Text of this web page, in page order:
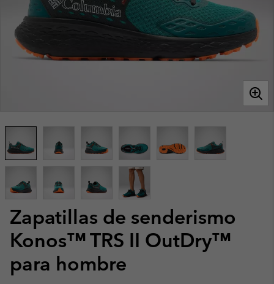
Zapatillas de senderismo
Konos™ TRS II OutDry™
para hombre